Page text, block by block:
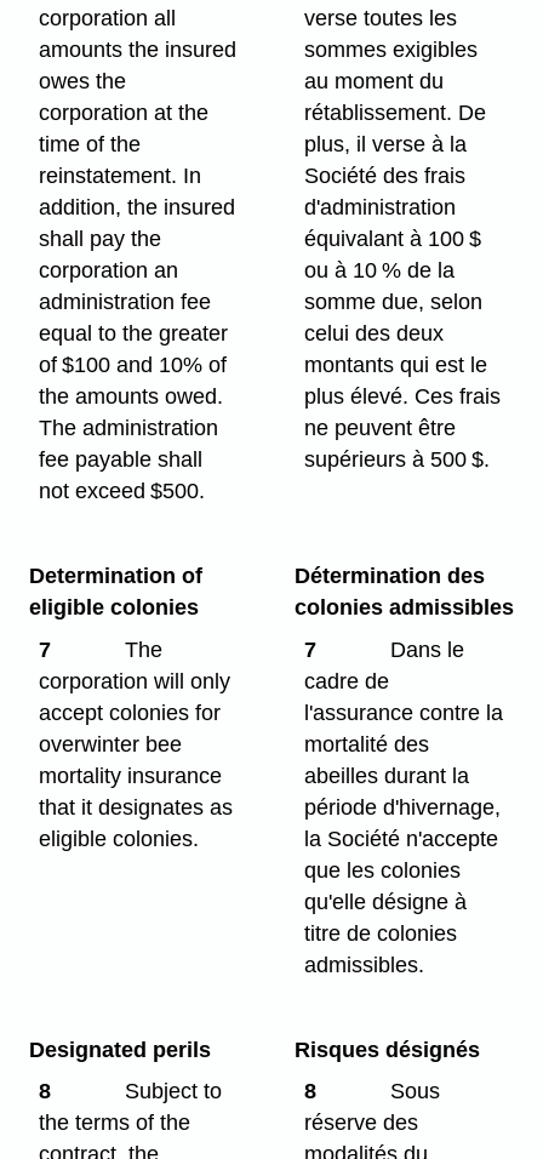
corporation all
amounts the insured
owes the
corporation at the
time of the
reinstatement. In
addition, the insured
shall pay the
corporation an
administration fee
equal to the greater
of $100 and 10% of
the amounts owed.
The administration
fee payable shall
not exceed $500.
verse toutes les
sommes exigibles
au moment du
rétablissement. De
plus, il verse à la
Société des frais
d'administration
équivalant à 100 $
ou à 10 % de la
somme due, selon
celui des deux
montants qui est le
plus élevé. Ces frais
ne peuvent être
supérieurs à 500 $.
Determination of
eligible colonies
7
The
corporation will only
accept colonies for
overwinter bee
mortality insurance
that it designates as
eligible colonies.
Détermination des
colonies admissibles
7
Dans le
cadre de
l'assurance contre la
mortalité des
abeilles durant la
période d'hivernage,
la Société n'accepte
que les colonies
qu'elle désigne à
titre de colonies
admissibles.
Designated perils
8
Subject to
the terms of the
Risques désignés
8
Sous
réserve des